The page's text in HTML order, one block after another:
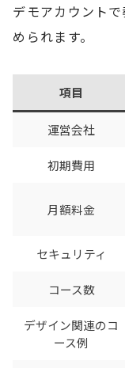
デモアカウント
められます。
項目
運営会社
初期費用
月額料金
セキュリティ
コース数
デザイン関連のコ
ース例